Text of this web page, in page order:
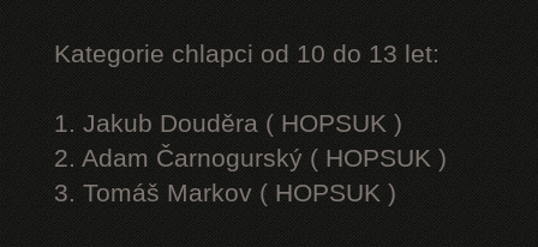
Kategorie chlapci od 10 do 13 let:
1. Jakub Douděra ( HOPSUK )
2. Adam Čarnogurský ( HOPSUK )
3. Tomáš Markov ( HOPSUK )